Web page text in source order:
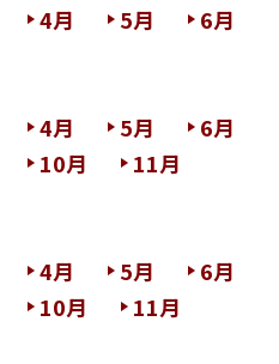
4月 5月
6月
4月 5月
6月
10月
11月
4月 5月
6月
10月
11月